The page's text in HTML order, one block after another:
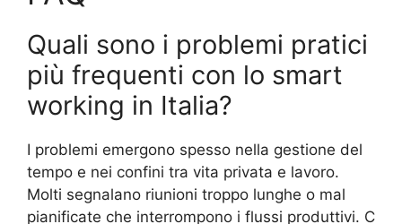
Quali sono i problemi pratici
più frequenti con lo smart
working in Italia?
I problemi emergono spesso nella gestione del
tempo e nei confini tra vita privata e lavoro.
Molti segnalano riunioni troppo lunghe o mal
pianificate che interrompono i flussi produttivi. C